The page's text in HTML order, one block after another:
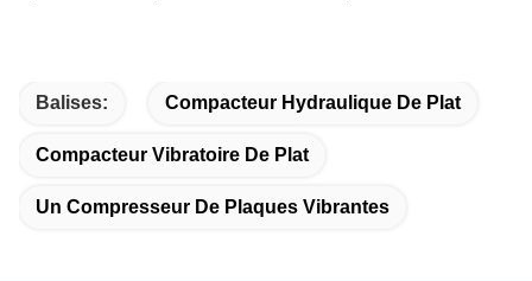
Balises: Compacteur Hydraulique De Plat
Compacteur Vibratoire De Plat
Un Compresseur De Plaques Vibrantes